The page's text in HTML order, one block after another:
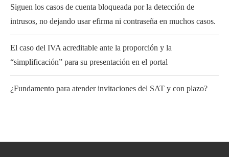
Siguen los casos de cuenta bloqueada por la detección de
intrusos, no dejando usar efirma ni contraseña en muchos casos.
El caso del IVA acreditable ante la proporción y la
“simplificación” para su presentación en el portal
¿Fundamento para atender invitaciones del SAT y con plazo?